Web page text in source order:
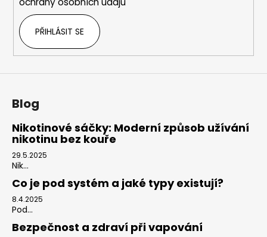
PŘIHLÁSIT SE
Blog
Nikotinové sáčky: Moderní způsob užívání
nikotinu bez kouře
29.5.2025
Nik...
Co je pod systém a jaké typy existují?
8.4.2025
Pod...
Bezpečnost a zdraví při vapování